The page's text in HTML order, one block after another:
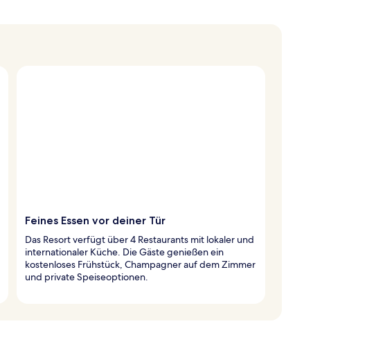
Feines Essen vor deiner Tür
Das Resort verfügt über 4 Restaurants mit lokaler und
internationaler Küche. Die Gäste genießen ein
kostenloses Frühstück, Champagner auf dem Zimmer
und private Speiseoptionen.